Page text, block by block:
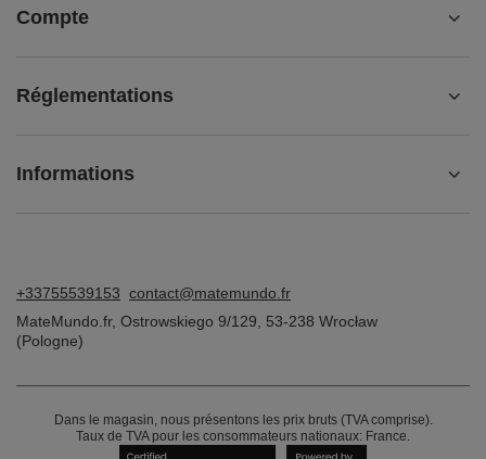
Compte
Réglementations
Informations
+33755539153 contact@matemundo.fr
MateMundo.fr, Ostrowskiego 9/129 53-238 Wrocław
(Pologne)
Dans le magasin, nous présentons les prix bruts (TVA comprise).
Taux de TVA pour les consommateurs nationaux: France.